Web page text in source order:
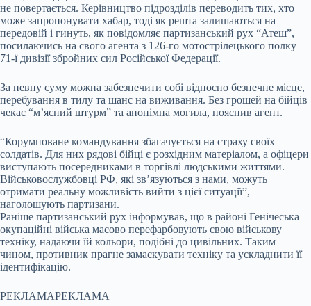
не повертається. Керівництво підрозділів переводить тих, хто
може запропонувати хабар, тоді як решта залишаються на
передовій і гинуть, як повідомляє партизанський рух “Атеш”,
посилаючись на свого агента з 126-го мотострілецького полку
71-ї дивізії збройних сил Російської Федерації.
За певну суму можна забезпечити собі відносно безпечне місце,
перебування в тилу та шанс на виживання. Без грошей на бійців
чекає “м’ясний штурм” та анонімна могила, пояснив агент.
“Корумповане командування збагачується на страху своїх
солдатів. Для них рядові бійці є розхідним матеріалом, а офіцери
виступають посередниками в торгівлі людськими життями.
Військовослужбовці РФ, які зв’язуються з нами, можуть
отримати реальну можливість вийти з цієї ситуації”, –
наголошують партизани.
Раніше партизанський рух інформував, що в районі Генічеська
окупаційні війська масово перефарбовують свою військову
техніку, надаючи їй кольори, подібні до цивільних. Таким
чином, противник прагне замаскувати техніку та ускладнити її
ідентифікацію.
РЕКЛАМАРЕКЛАМА